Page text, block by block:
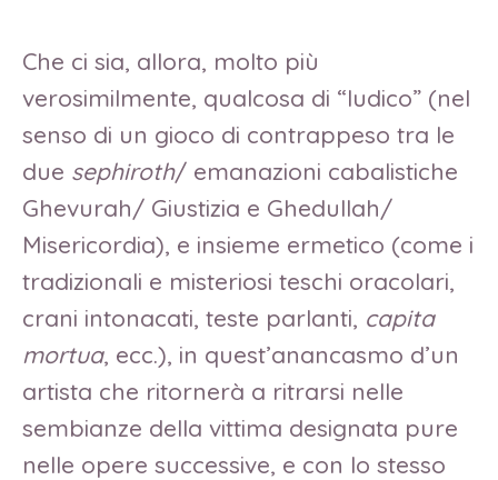
Che ci sia, allora, molto più
verosimilmente, qualcosa di “ludico” (nel
senso di un gioco di contrappeso tra le
due sephiroth/ emanazioni cabalistiche
Ghevurah/ Giustizia e Ghedullah/
Misericordia), e insieme ermetico (come i
tradizionali e misteriosi teschi oracolari,
crani intonacati, teste parlanti, capita
mortua, ecc.), in quest’anancasmo d’un
artista che ritornerà a ritrarsi nelle
sembianze della vittima designata pure
nelle opere successive, e con lo stesso